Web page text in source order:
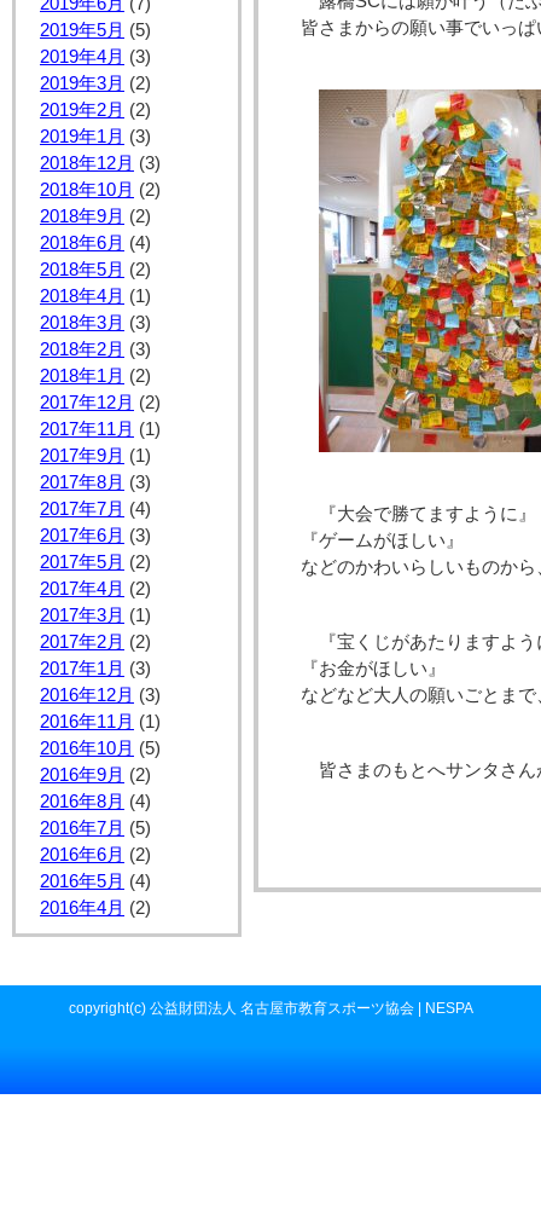
2019年6月 (7)
2019年5月 (5)
2019年4月 (3)
2019年3月 (2)
2019年2月 (2)
2019年1月 (3)
2018年12月 (3)
2018年10月 (2)
2018年9月 (2)
2018年6月 (4)
2018年5月 (2)
2018年4月 (1)
2018年3月 (3)
2018年2月 (3)
2018年1月 (2)
2017年12月 (2)
2017年11月 (1)
2017年9月 (1)
2017年8月 (3)
2017年7月 (4)
2017年6月 (3)
2017年5月 (2)
2017年4月 (2)
2017年3月 (1)
2017年2月 (2)
2017年1月 (3)
2016年12月 (3)
2016年11月 (1)
2016年10月 (5)
2016年9月 (2)
2016年8月 (4)
2016年7月 (5)
2016年6月 (2)
2016年5月 (4)
2016年4月 (2)
皆さまからの願い事でいっ
『大会で勝てますように』
『ゲームがほしい』
などのかわいらしいものから
『宝くじがあたりますよう
『お金がほしい』
などなど大人の願いごとま
皆さまのもとへサンタさ
copyright(c) 公益財団法人 名古屋市教育スポーツ協会 | NESPA